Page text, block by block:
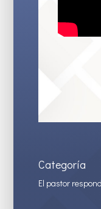
Categoría
El pastor